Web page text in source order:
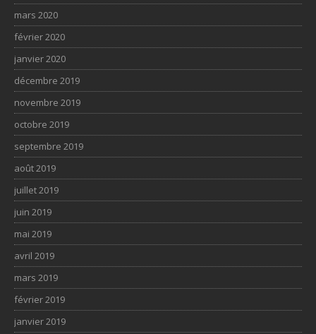
mars 2020
février 2020
janvier 2020
décembre 2019
novembre 2019
octobre 2019
septembre 2019
août 2019
juillet 2019
juin 2019
mai 2019
avril 2019
mars 2019
février 2019
janvier 2019